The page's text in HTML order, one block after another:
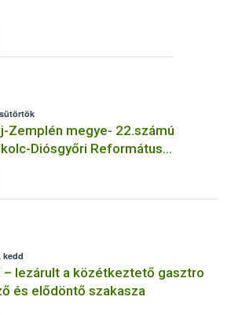
Zemplén megye- 22.számú
Diósgyőri Református
és Óvoda
kedd
– lezárult a közétkeztető gasztro
és elődöntő szakasza